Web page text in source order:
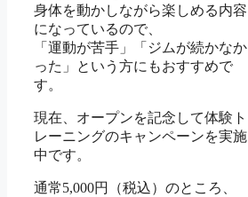
身体を動かしながら楽しめる内容
になっているので、
「運動が苦手」「ジムが続かなか
った」という方にもおすすめで
す。
現在、オープンを記念して体験ト
レーニングのキャンペーンを実施
中です。
通常5,000円（税込）のところ、